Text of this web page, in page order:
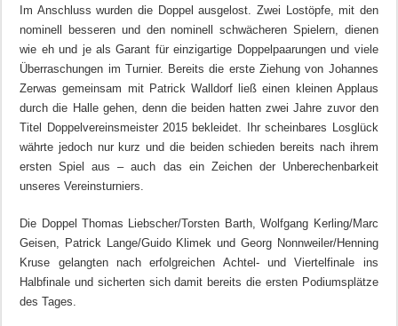
Im Anschluss wurden die Doppel ausgelost. Zwei Lostöpfe, mit den
nominell besseren und den nominell schwächeren Spielern, dienen
wie eh und je als Garant für einzigartige Doppelpaarungen und viele
Überraschungen im Turnier. Bereits die erste Ziehung von Johannes
Zerwas gemeinsam mit Patrick Walldorf ließ einen kleinen Applaus
durch die Halle gehen, denn die beiden hatten zwei Jahre zuvor den
Titel Doppelvereinsmeister 2015 bekleidet. Ihr scheinbares Losglück
währte jedoch nur kurz und die beiden schieden bereits nach ihrem
ersten Spiel aus – auch das ein Zeichen der Unberechenbarkeit
unseres Vereinsturniers.
Die Doppel Thomas Liebscher/Torsten Barth, Wolfgang Kerling/Marc
Geisen, Patrick Lange/Guido Klimek und Georg Nonnweiler/Henning
Kruse gelangten nach erfolgreichen Achtel- und Viertelfinale ins
Halbfinale und sicherten sich damit bereits die ersten Podiumsplätze
des Tages.